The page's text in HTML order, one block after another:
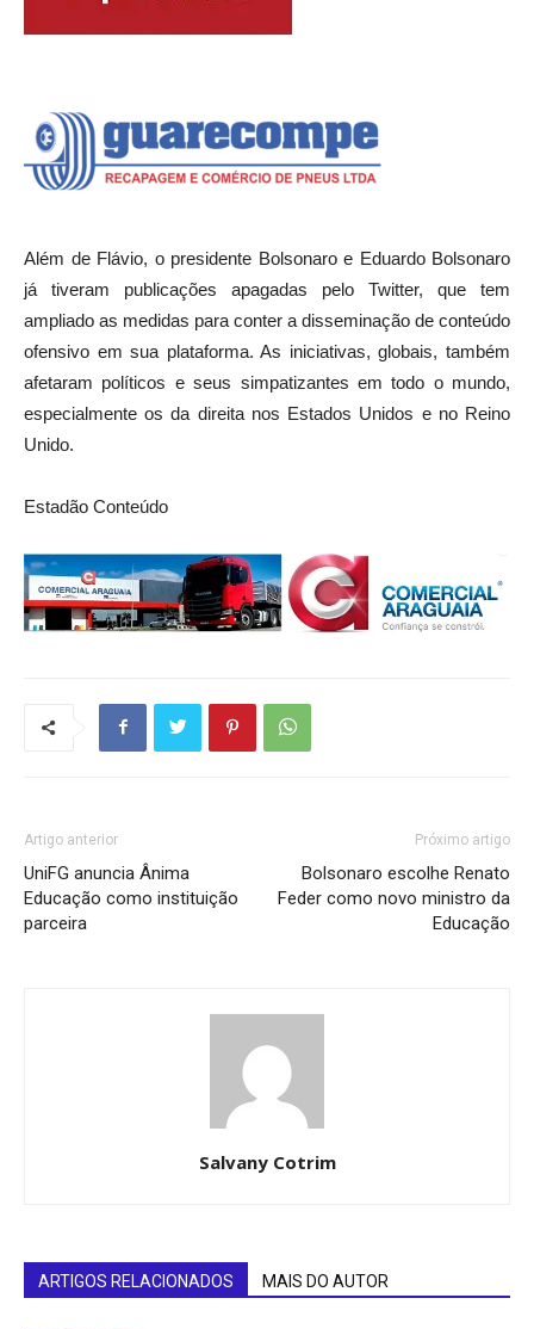
Além de Flávio, o presidente Bolsonaro e Eduardo Bolsonaro
já tiveram publicações apagadas pelo Twitter, que tem
ampliado as medidas para conter a disseminação de conteúdo
ofensivo em sua plataforma. As iniciativas, globais, também
afetaram políticos e seus simpatizantes em todo o mundo,
especialmente os da direita nos Estados Unidos e no Reino
Unido.
Estadão Conteúdo
Artigo anterior
UniFG anuncia Ânima
Educação como instituição
parceira
Próximo artigo
Bolsonaro escolhe Renato
Feder como novo ministro da
Educação
Salvany Cotrim
ARTIGOS RELACIONADOS MAIS DO AUTOR